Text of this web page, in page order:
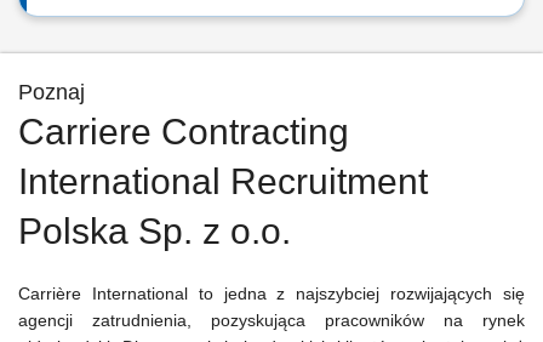
Poznaj
Carriere Contracting
International Recruitment
Polska Sp. z o.o.
Carrière International to jedna z najszybciej rozwijających się
agencji zatrudnienia, pozyskująca pracowników na rynek